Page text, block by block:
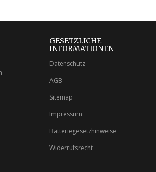
GESETZLICHE
INFORMATIONEN
Datenschutz
AGB
Sitemap
Impressum
Batteriegesetzhinweise
Widerrufsrecht